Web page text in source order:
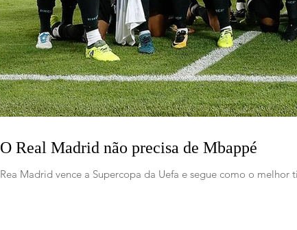
O Real Madrid não precisa de Mbappé
Rea Madrid vence a Supercopa da Uefa e segue como o